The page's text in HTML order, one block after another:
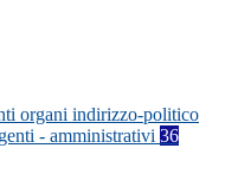
organi indirizzo-politico
- amministrativi 36